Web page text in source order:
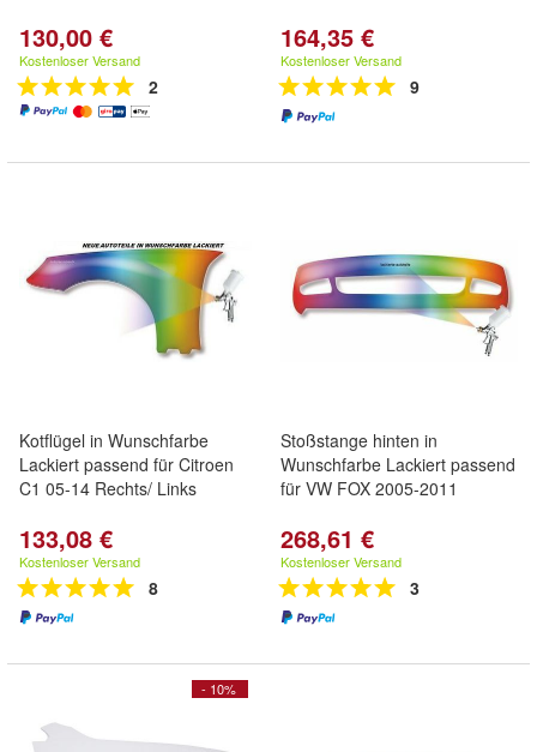
130,00 €
Kostenloser Versand
2
164,35 €
Kostenloser Versand
9
Kotflügel in Wunschfarbe
Lackiert passend für Citroen
C1 05-14 Rechts/ Links
133,08 €
Kostenloser Versand
8
Stoßstange hinten in
Wunschfarbe Lackiert passend
für VW FOX 2005-2011
268,61 €
Kostenloser Versand
3
- 10%